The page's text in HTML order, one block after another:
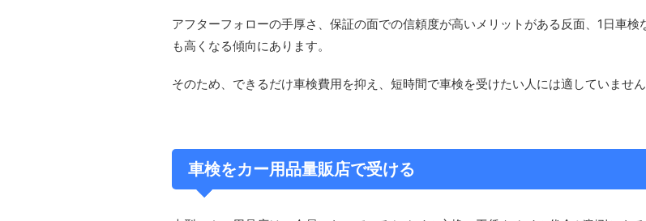
アフターフォローの手厚さ、保証の面での信頼度が高いメリットがある反面、1日車
も高くなる傾向にあります。
そのため、できるだけ車検費用を抑え、短時間で車検を受けたい人には適していません
車検をカー用品量販店で受ける